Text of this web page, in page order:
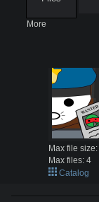
More
Max file size:
Max files: 4
Catalog